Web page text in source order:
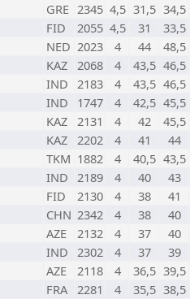
GRE 2345 4,5 31,5 34,5
FID 2055 4,5 31 33,5
NED 2023 4 44 48,5
KAZ 2068 4 43,5 46,5
IND 2183 4 43,5 46,5
IND 1747 4 42,5 45,5
KAZ 2131 4 42 45,5
KAZ 2202 4 41 44
TKM 1882 4 40,5 43,5
IND 2189 4 40 43
FID 2130 4 38 41
CHN 2342 4 38 40
AZE 2132 4 37 40
IND 2302 4 37 39
AZE 2118 4 36,5 39,5
FRA 2281 4 35,5 38,5